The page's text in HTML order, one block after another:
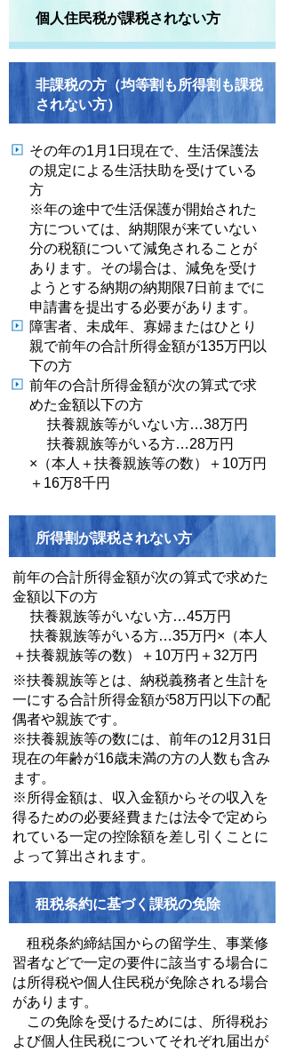
個人住民税が課税されない方
非課税の方（均等割も所得割も課税
されない方）
その年の1月1日現在で、生活保護法
の規定による生活扶助を受けている
方
※年の途中で生活保護が開始された
方については、納期限が来ていない
分の税額について減免されることが
あります。その場合は、減免を受け
ようとする納期の納期限7日前までに
申請書を提出する必要があります。
障害者、未成年、寡婦またはひとり
親で前年の合計所得金額が135万円以
下の方
前年の合計所得金額が次の算式で求
めた金額以下の方
扶養親族等がいない方…38万円
扶養親族等がいる方…28万円
×（本人＋扶養親族等の数）＋10万円
＋16万8千円
所得割が課税されない方
前年の合計所得金額が次の算式で求めた
金額以下の方
扶養親族等がいない方…45万円
扶養親族等がいる方…35万円×（本人
＋扶養親族等の数）＋10万円＋32万円
※扶養親族等とは、納税義務者と生計を
一にする合計所得金額が58万円以下の配
偶者や親族です。
※扶養親族等の数には、前年の12月31日
現在の年齢が16歳未満の方の人数も含み
ます。
※所得金額は、収入金額からその収入を
得るための必要経費または法令で定めら
れている一定の控除額を差し引くことに
よって算出されます。
租税条約に基づく課税の免除
租税条約締結国からの留学生、事業修
習者などで一定の要件に該当する場合に
は所得税や個人住民税が免除される場合
があります。
この免除を受けるためには、所得税お
よび個人住民税についてそれぞれ届出が